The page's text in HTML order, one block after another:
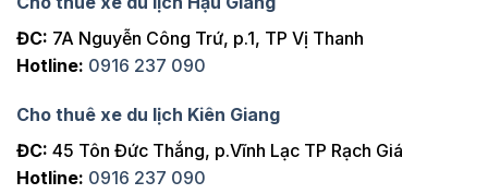
ĐC: 7A Nguyễn Công Trứ, p.1, TP Vị Thanh
Hotline: 0916 237 090
Cho thuê xe du lịch Kiên Giang
ĐC: 45 Tôn Đức Thắng, p.Vĩnh Lạc TP Rạch Giá
Hotline: 0916 237 090